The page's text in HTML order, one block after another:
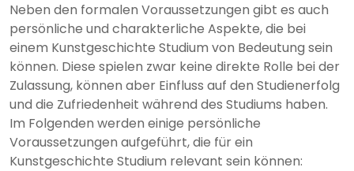
Neben den formalen Voraussetzungen gibt es auch
persönliche und charakterliche Aspekte, die bei
einem Kunstgeschichte Studium von Bedeutung sein
können. Diese spielen zwar keine direkte Rolle bei der
Zulassung, können aber Einfluss auf den Studienerfolg
und die Zufriedenheit während des Studiums haben.
Im Folgenden werden einige persönliche
Voraussetzungen aufgeführt, die für ein
Kunstgeschichte Studium relevant sein können: